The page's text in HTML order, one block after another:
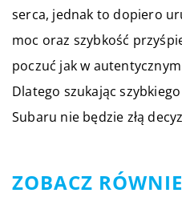
serca, jednak to dopiero
moc oraz szybkość
poczuć jak w
Dlatego szukając
Subaru nie będzie złą
ZOBACZ